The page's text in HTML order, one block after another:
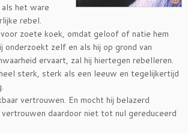
het ware
rebel.
zoete koek, omdat geloof of natie hem
onderzoekt zelf en als hij op grond van
ervaart, zal hij hiertegen rebelleren.
sterk, sterk als een leeuw en tegelijkertijd
vertrouwen. En mocht hij belazerd
daardoor niet tot nul gereduceerd